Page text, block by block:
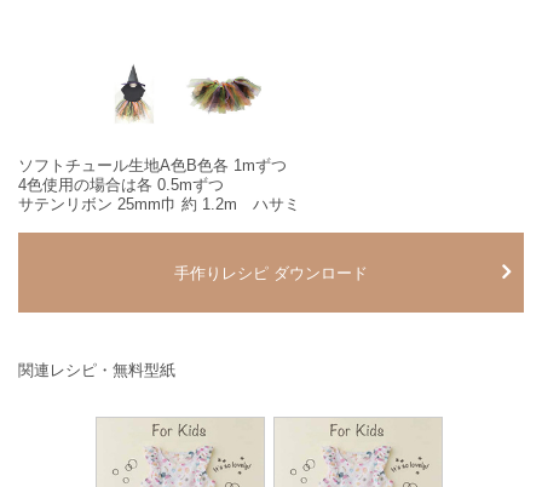
ソフトチュール生地A色B色各 1mずつ
4色使用の場合は各 0.5mずつ
サテンリボン 25mm巾 約 1.2m ハサミ
手作りレシピ ダウンロード
関連レシピ・無料型紙